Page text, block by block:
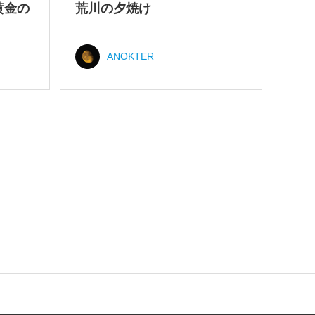
金の 荒川の夕焼け
ANOKTER